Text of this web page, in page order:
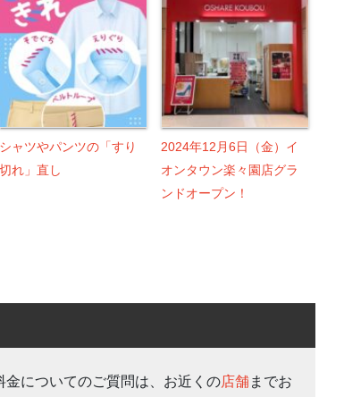
シャツやパンツの「すり
切れ」直し
2024年12月6日（金）イ
オンタウン楽々園店グラ
ンドオープン！
金についてのご質問は、お近くの店舗までお